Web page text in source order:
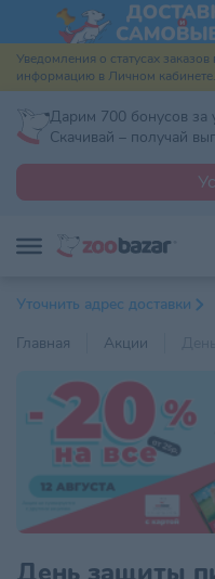
Уведомления о статусах
информацию в Личном
Дарим 700 бонусов за
Скачивай – получай
Уточнить адрес доставки
Главная
Акции